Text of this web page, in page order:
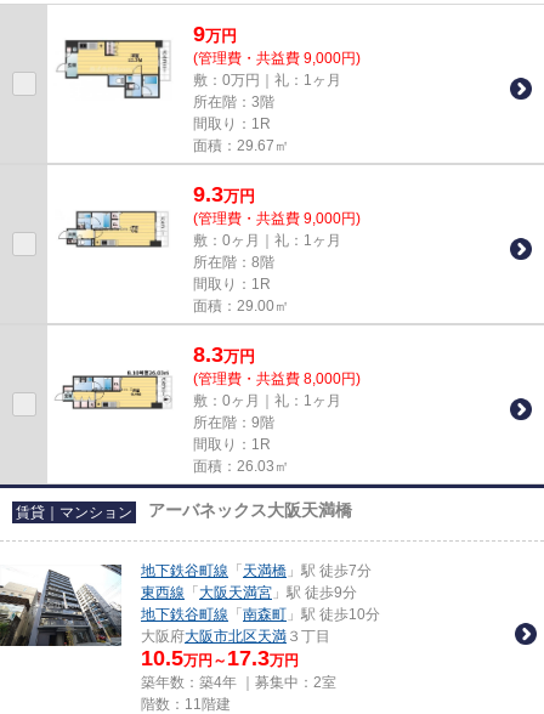
9万円
(管理費・共益費 9,000円)
敷：0万円｜礼：1ヶ月
所在階：3階
間取り：1R
面積：29.67㎡
9.3万円
(管理費・共益費 9,000円)
敷：0ヶ月｜礼：1ヶ月
所在階：8階
間取り：1R
面積：29.00㎡
8.3万円
(管理費・共益費 8,000円)
敷：0ヶ月｜礼：1ヶ月
所在階：9階
間取り：1R
面積：26.03㎡
賃貸｜マンション アーバネックス大阪天満橋
地下鉄谷町線 「 天満橋 」駅 徒歩7分
東西線 「 大阪天満宮 」駅 徒歩9分
地下鉄谷町線 「 南森町 」駅 徒歩10分
大阪府大阪市北区天満 ３丁目
10.5万円～ 17.3万円
築年数：築4年 ｜募集中： 2室
階数：11階建